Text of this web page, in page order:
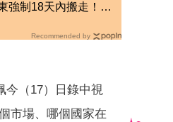
強制18天內搬走！逼
Recommended by
今（17）日錄中視
市場、哪個國家在